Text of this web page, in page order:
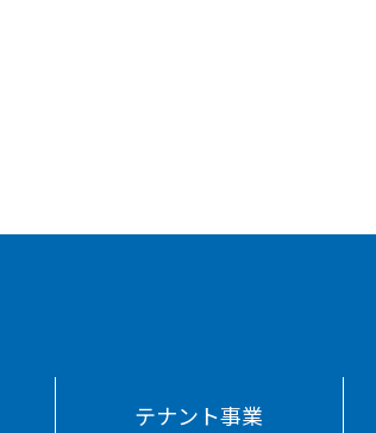
テナント事業